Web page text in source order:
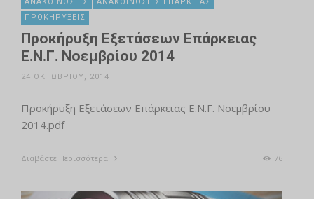
ΑΝΑΚΟΙΝΏΣΕΙΣ
ΑΝΑΚΟΙΝΏΣΕΙΣ ΕΠΆΡΚΕΙΑΣ
ΠΡΟΚΗΡΎΞΕΙΣ
Προκήρυξη Εξετάσεων Επάρκειας
Ε.Ν.Γ. Νοεμβρίου 2014
24 ΟΚΤΩΒΡΊΟΥ, 2014
Προκήρυξη Εξετάσεων Επάρκειας Ε.Ν.Γ. Νοεμβρίου
2014.pdf
Διαβάστε Περισσότερα 76